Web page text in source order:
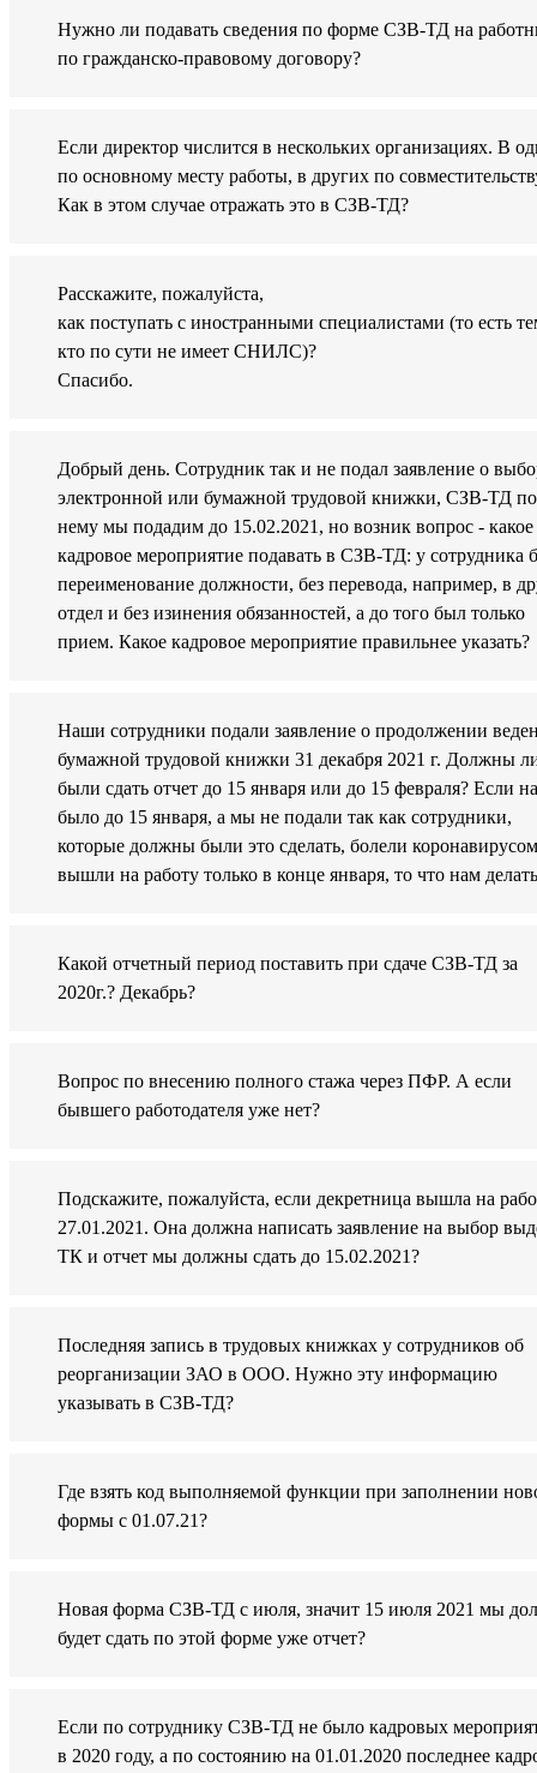
Нужно ли подавать сведения по форме СЗВ-ТД на
по гражданско-правовому договору?
Если директор числится в нескольких организациях. В
по основному месту работы, в других по
Как в этом случае отражать это в СЗВ-ТД?
Расскажите, пожалуйста,
как поступать с иностранными специалистами (то есть
кто по сути не имеет СНИЛС)?
Спасибо.
Добрый день. Сотрудник так и не подал заявление о
электронной или бумажной трудовой книжки, СЗВ-ТД по
нему мы подадим до 15.02.2021, но возник вопрос - какое
кадровое мероприятие подавать в СЗВ-ТД: у сотрудника
переименование должности, без перевода, например, в
отдел и без изинения обязанностей, а до того был только
прием. Какое кадровое мероприятие правильнее указать?
Наши сотрудники подали заявление о продолжении
бумажной трудовой книжки 31 декабря 2021 г. Должны
были сдать отчет до 15 января или до 15 февраля? Если
было до 15 января, а мы не подали так как сотрудники,
которые должны были это сделать, болели
вышли на работу только в конце января, то что нам
Какой отчетный период поставить при сдаче СЗВ-ТД за
2020г.? Декабрь?
Вопрос по внесению полного стажа через ПФР. А если
бывшего работодателя уже нет?
Подскажите, пожалуйста, если декретница вышла на
27.01.2021. Она должна написать заявление на выбор
ТК и отчет мы должны сдать до 15.02.2021?
Последняя запись в трудовых книжках у сотрудников об
реорганизации ЗАО в ООО. Нужно эту информацию
указывать в СЗВ-ТД?
Где взять код выполняемой функции при заполнении
формы с 01.07.21?
Новая форма СЗВ-ТД с июля, значит 15 июля 2021 мы
будет сдать по этой форме уже отчет?
Если по сотруднику СЗВ-ТД не было кадровых
в 2020 году, а по состоянию на 01.01.2020 последнее